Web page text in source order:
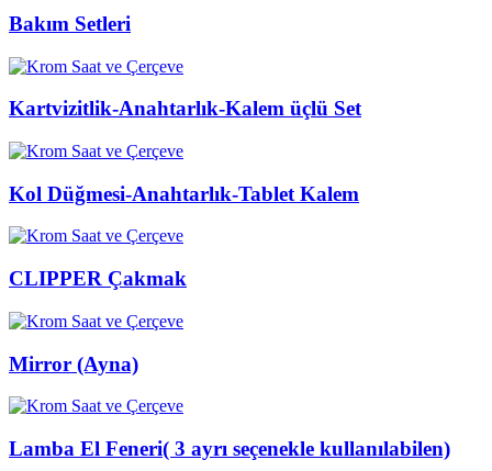
Bakım Setleri
Kartvizitlik-Anahtarlık-Kalem üçlü Set
Kol Düğmesi-Anahtarlık-Tablet Kalem
CLIPPER Çakmak
Mirror (Ayna)
Lamba El Feneri( 3 ayrı seçenekle kullanılabilen)